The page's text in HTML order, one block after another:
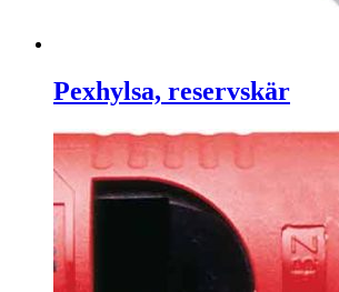
Pexhylsa, reservskär